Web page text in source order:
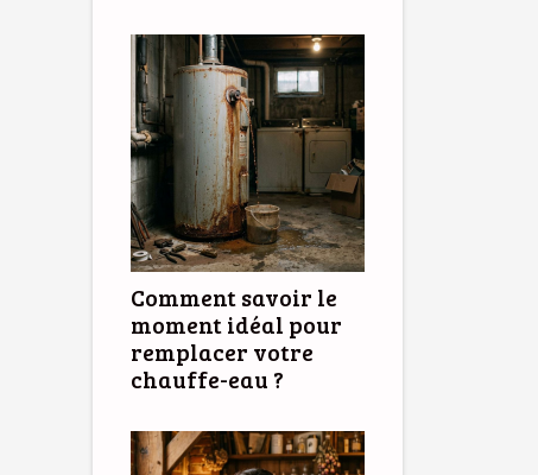
Comment savoir le
moment idéal pour
remplacer votre
chauffe-eau ?